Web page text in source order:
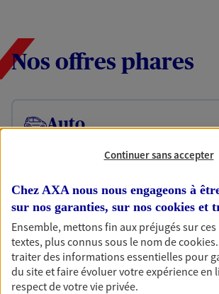
Nos offres phares
Auto
route bien protégé. Assurez votre
vous.
Habitation
Votre logement est unique, comme
contrat Ma Maison assure votre
protégeant ce qui vous tient à coeur.
Continuer sans accepter
Chez AXA nous nous engageons à
sur nos garanties, sur nos cookies et
Ensemble, mettons fin aux préjugés sur
textes, plus connus sous le nom decookies
traiter des informations essentielles pour
du site et faire évoluer votre expérience en
respect de votre vie privée.